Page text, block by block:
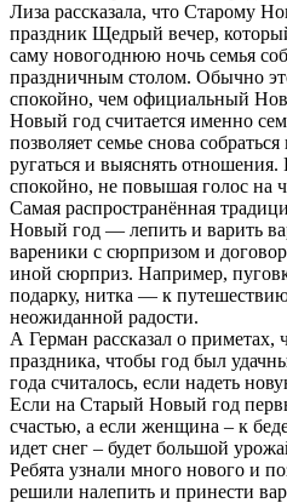
Лиза рассказала, что Старому
праздник Щедрый вечер,
саму новогоднюю ночь семья
праздничным столом. Обычно
спокойно, чем официальный
Новый год считается именно
позволяет семье снова
ругаться и выяснять отношения.
спокойно, не повышая голос на
Самая распространённая
Новый год — лепить и варить
вареники с сюрпризом и
иной сюрприз. Например,
подарку, нитка — к
неожиданной радости.
А Герман рассказал о приметах,
праздника, чтобы год был
года считалось, если надеть
Если на Старый Новый год
счастью, а если женщина – к
идет снег – будет большой
Ребята узнали много нового и
решили налепить и принести